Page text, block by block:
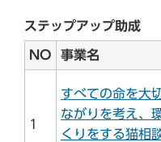
ステップアップ助成
NO 事業名
1
すべての命を大
ながりを考え、
くりをする猫相